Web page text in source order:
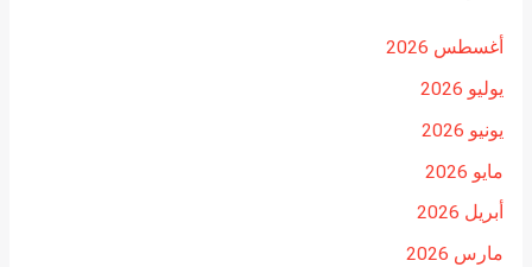
أغسطس 2026
يوليو 2026
يونيو 2026
مايو 2026
أبريل 2026
مارس 2026